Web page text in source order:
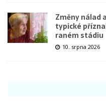
Změny nálad
typické
raném stádiu
10. srpna 2026